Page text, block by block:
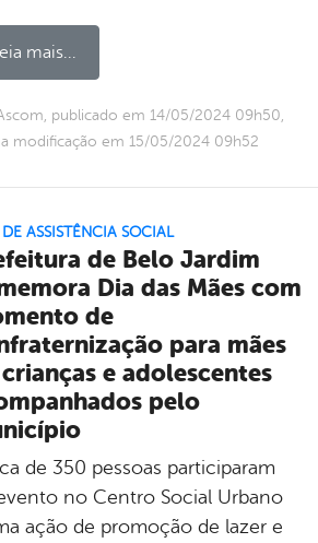
mais...
publicado em 14/05/2024 09h50,
modificação em 15/05/2024 09h52
DE ASSISTÊNCIA SOCIAL
de Belo Jardim
Dia das Mães com
de
para mães
e adolescentes
pelo
de 350 pessoas participaram
no Centro Social Urbano
ação de promoção de lazer e